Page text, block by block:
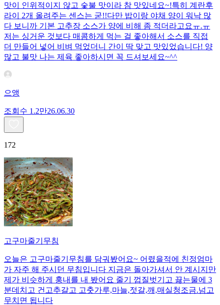
맛이 인위적이지 않고 숯불 맛이라 참 맛있네요~!특히 계란후
라이 2개 올려주는 센스는 굳!! ​다만 밥이랑 야채 양이 워낙 많
다 보니까 기본 고추장 소스가 양에 비해 좀 적더라고요ㅠ.ㅠ
저는 싱거운 것보다 매콤하게 먹는 걸 좋아해서 소스를 직접
더 만들어 넣어 비벼 먹었더니 간이 딱 맞고 맛있었습니다! 양
많고 불맛 나는 제육 좋아하시면 꼭 드셔보세요~^^
으앵
조회수 1.2만26.06.30
172
고구마줄기무침
오늘은 고구마줄기무침를 담궈봤어요~ 어렸을적에 친정엄마
가 자주 해 주시던 무침입니다 지금은 돌아가셔서 안 계시지만
제가 비슷하게 훙내를 내 봤어요 줄기 껍질벗기고 끓는물에 3
분데치고 건고추갈고 고춧가루,마늘,젓갈,깨,매실청조금.넘고
무치면 됩니다